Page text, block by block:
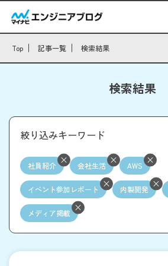
Top 記事一覧 検索結果
検索結果
絞り込みキーワード
社員紹介 会社生活 AWS
イベント参加レポート 内製開発
メディア掲載